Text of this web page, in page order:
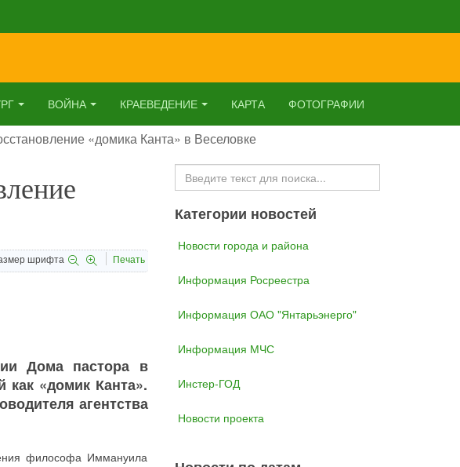
ВОЙНА КРАЕВЕДЕНИЕ КАРТА ФОТОГРАФИИ
«домика Канта» в Веселовке
шрифта Печать
Дома пастора в
как «домик Канта».
агентства
философа Иммануила
Искать...
Категории новостей
Новости города и района
Информация Росреестра
Информация ОАО "Янтарьэнерго"
Информация МЧС
Инстер-ГОД
Новости проекта